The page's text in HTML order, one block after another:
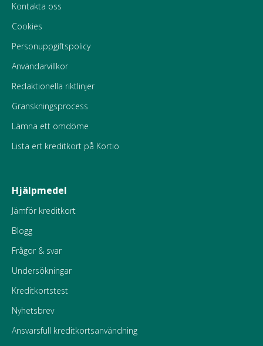
Kontakta oss
Cookies
Personuppgiftspolicy
Användarvillkor
Redaktionella riktlinjer
Granskningsprocess
Lämna ett omdöme
Lista ert kreditkort på Kortio
Hjälpmedel
Jämför kreditkort
Blogg
Frågor & svar
Undersökningar
Kreditkortstest
Nyhetsbrev
Ansvarsfull kreditkortsanvändning